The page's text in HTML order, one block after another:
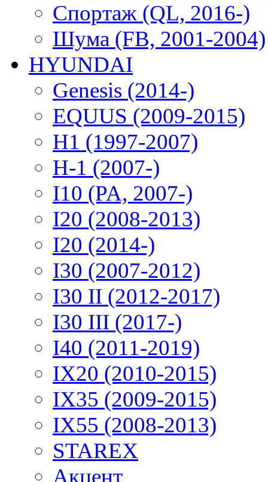
Спортаж (QL, 2016-)
Шума (FB, 2001-2004)
HYUNDAI
Genesis (2014-)
EQUUS (2009-2015)
H1 (1997-2007)
H-1 (2007-)
I10 (PA, 2007-)
I20 (2008-2013)
I20 (2014-)
I30 (2007-2012)
I30 II (2012-2017)
I30 III (2017-)
I40 (2011-2019)
IX20 (2010-2015)
IX35 (2009-2015)
IX55 (2008-2013)
STAREX
Акцент